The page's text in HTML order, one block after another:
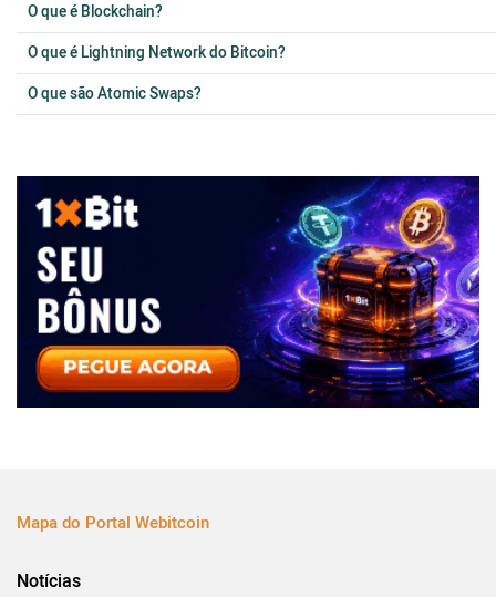
O que é Blockchain?
O que é Lightning Network do Bitcoin?
O que são Atomic Swaps?
Mapa do Portal Webitcoin
Notícias